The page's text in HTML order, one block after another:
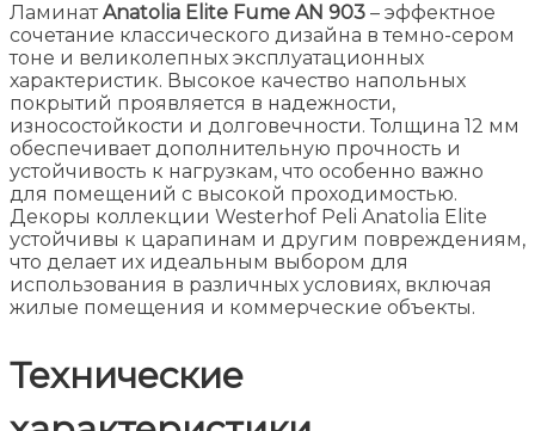
ЛаминатAnatolia Elite Fume AN 903 – эффектное
сочетание классического дизайна в темно-сером
тоне и великолепных эксплуатационных
характеристик. Высокое качество напольных
покрытий проявляется в надежности,
износостойкости и долговечности. Толщина 12 мм
обеспечивает дополнительную прочность и
устойчивость к нагрузкам, что особенно важно
для помещений с высокой проходимостью.
Декоры коллекции Westerhof Peli Anatolia Elite
устойчивы к царапинам и другим повреждениям,
что делает их идеальным выбором для
использования в различных условиях, включая
жилые помещения и коммерческие объекты.
Технические